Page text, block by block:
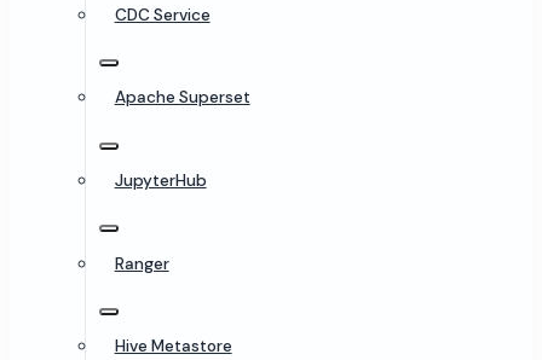
CDC Service
Apache Superset
JupyterHub
Ranger
Hive Metastore